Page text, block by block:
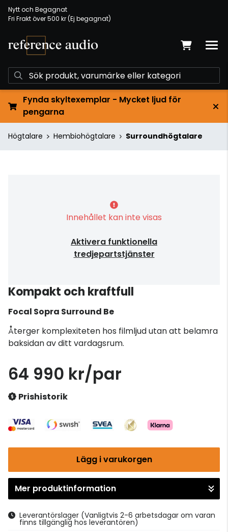
Nytt och Begagnat
Fri Frakt över 500 kr (Ej begagnat)
Fynda skyltexemplar - Mycket ljud för
pengarna
Högtalare Hembiohögtalare Surroundhögtalare
Innehållet kan inte visas
Aktivera funktionella
tredjepartstjänster
Kompakt och kraftfull
Focal Sopra Surround Be
Återger komplexiteten hos filmljud utan att belamra
baksidan av ditt vardagsrum.
64 990 kr/par
Prishistorik
Lägg i varukorgen
Gå till kassan
Mer produktinformation
Leverantörslager (Vanligtvis 2-6 arbetsdagar om varan
finns tillgänglig hos leverantören)